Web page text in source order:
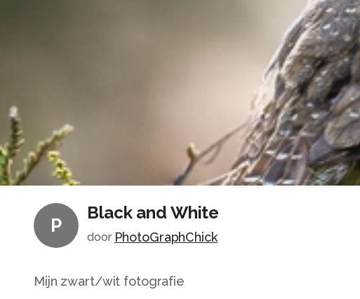
P
Black and White
door PhotoGraphChick
Mijn zwart/wit fotografie